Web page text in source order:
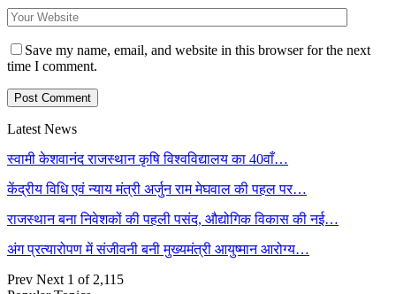
Save my name, email, and website in this browser for the next
time I comment.
Latest News
स्वामी केशवानंद राजस्थान कृषि विश्वविद्यालय का 40वाँ…
केंद्रीय विधि एवं न्याय मंत्री अर्जुन राम मेघवाल की पहल पर…
राजस्थान बना निवेशकों की पहली पसंद, औद्योगिक विकास की नई…
अंग प्रत्यारोपण में संजीवनी बनी मुख्यमंत्री आयुष्मान आरोग्य…
Prev Next 1 of 2,115